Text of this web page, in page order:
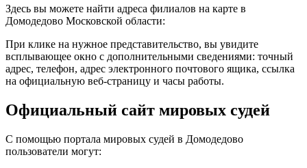
Здесь вы можете найти адреса филиалов на карте в
Домодедово Московской области:
При клике на нужное представительство, вы увидите
всплывающее окно с дополнительными сведениями: точный
адрес, телефон, адрес электронного почтового ящика, ссылка
на официальную веб-страницу и часы работы.
Официальный сайт мировых судей
С помощью портала мировых судей в Домодедово
пользователи могут: